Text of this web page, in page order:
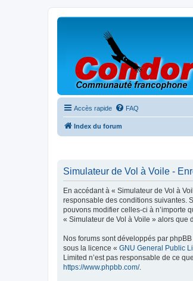
Accès rapide FAQ
Index du forum
Simulateur de Vol à Voile -
En accédant à « Simulateur de Vol à
responsable des conditions suivantes.
pouvons modifier celles-ci à n’importe
« Simulateur de Vol à Voile » alors que
Nos forums sont développés par
sous la licence « GNU General Public
Limited n’est pas responsable de ce
https://www.phpbb.com/.